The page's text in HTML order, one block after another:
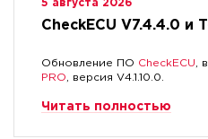
5 августа 2026
CheckECU V7.4.4.0 и
Обновление ПО CheckECU ,
PRO , версия V4.1.10.0.
Читать полностью